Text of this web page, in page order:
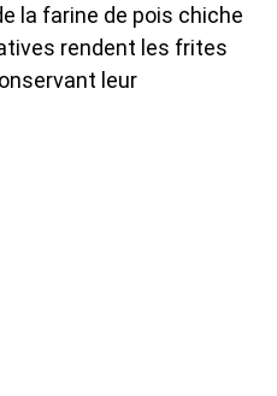
la farine de pois chiche
rendent les frites
leur